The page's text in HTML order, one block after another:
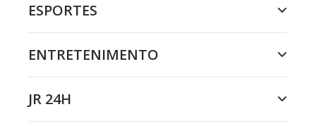
ESPORTES
ENTRETENIMENTO
JR 24H